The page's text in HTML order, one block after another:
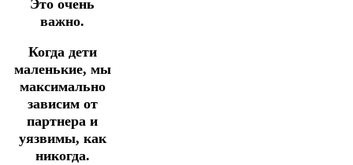
Это очень
важно.
Когда дети
маленькие, мы
максимально
зависим от
партнера и
уязвимы, как
никогда.